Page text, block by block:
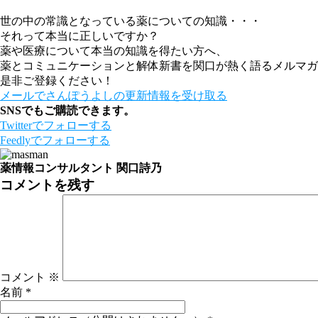
世の中の常識となっている薬についての知識・・・
それって本当に正しいですか？
薬や医療について本当の知識を得たい方へ、
薬とコミュニケーションと解体新書を関口が熱く語るメルマ
是非ご登録ください！
メールでさんぽうよしの更新情報を受け取る
SNSでもご購読できます。
Twitterでフォローする
Feedlyでフォローする
薬情報コンサルタント 関口詩乃
コメントを残す
コメント ※
名前 *